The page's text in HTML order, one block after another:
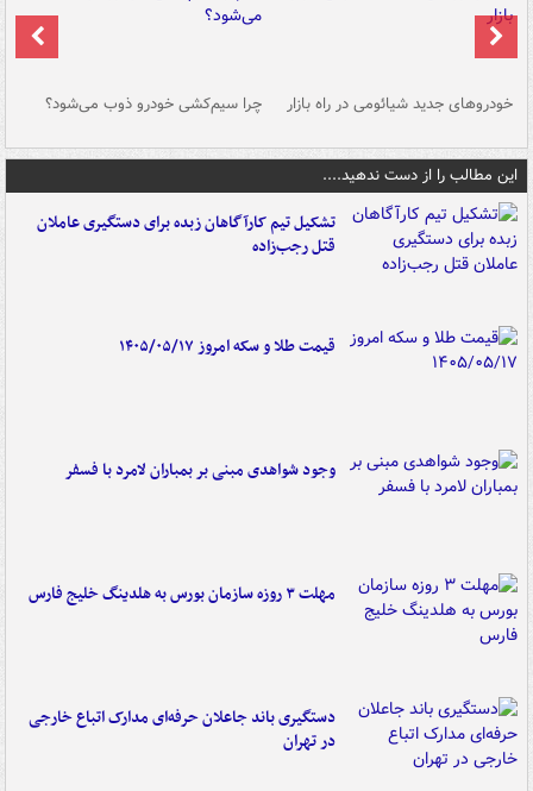
خودروهای جدید شیائومی در راه بازار چرا سیم‌کشی خودرو ذوب می‌شود؟
این مطالب را از دست ندهید....
تشکیل تیم کارآگاهان زبده برای دستگیری عاملان
قتل رجب‌زاده
قیمت طلا و سکه امروز ۱۴۰۵/۰۵/۱۷
وجود شواهدی مبنی بر بمباران لامرد با فسفر
مهلت ۳ روزه سازمان بورس به هلدینگ خلیج فارس
دستگیری باند جاعلان حرفه‌ای مدارک اتباع خارجی
در تهران